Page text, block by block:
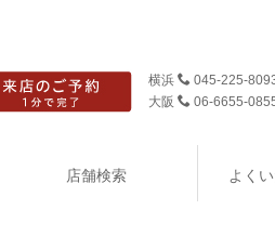
横浜 045-225-
大阪
06-6655-
店舗検索 よく